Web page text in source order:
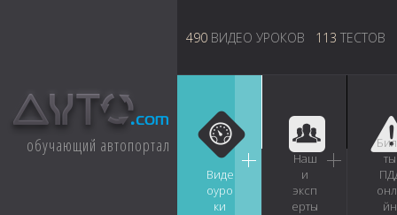
обучающий автопортал
490 ВИДЕО УРОКОВ 113 ТЕСТОВ
Виде
оуро
ки
Наш
и
эксп
ерты
ты
йн